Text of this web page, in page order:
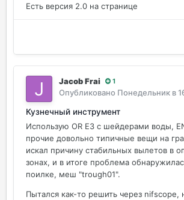
Есть версия 2.0 на странице
Jacob Frai 1
Опубликовано Понедельник в
Кузнечный инструмент
Использую OR E3 с шейдерами воды,
прочие довольно типичные вещи на
искал причину стабильных вылетов в
зонах, и в итоге проблема
поилке, меш "trough01".
Пытался как-то решить через nifscope,